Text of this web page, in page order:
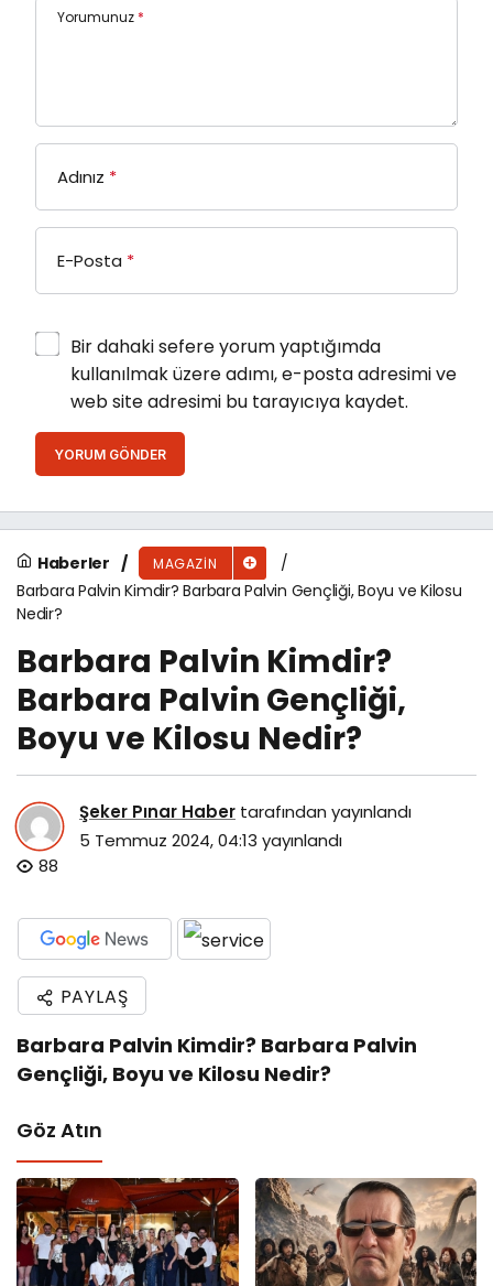
Yorumunuz *
Adınız *
E-Posta *
Bir dahaki sefere yorum yaptığımda
kullanılmak üzere adımı, e-posta adresimi ve
web site adresimi bu tarayıcıya kaydet.
YORUM GÖNDER
Haberler MAGAZIN
Barbara Palvin Kimdir? Barbara Palvin Gençliği, Boyu ve Kilosu
Nedir?
Barbara Palvin Kimdir?
Barbara Palvin Gençliği,
Boyu ve Kilosu Nedir?
Şeker Pınar Haber tarafından yayınlandı
5 Temmuz 2024, 04:13 yayınlandı
88
PAYLAŞ
Barbara Palvin Kimdir? Barbara Palvin
Gençliği, Boyu ve Kilosu Nedir?
Göz Atın